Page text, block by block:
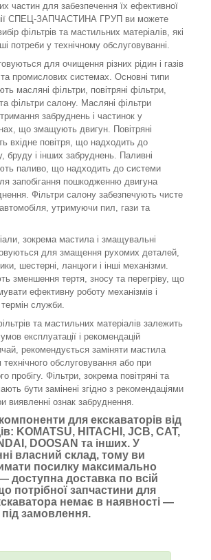
частин для забезпечення їх ефективної
СПЕЦ-ЗАПЧАСТИНА ГРУП ви можете
фільтрів та мастильних матеріалів, які
потреби у технічному обслуговуванні.
для очищення різних рідин і газів
промислових системах. Основні типи
масляні фільтри, повітряні фільтри,
фільтри салону. Масляні фільтри
забруднень і частинок у
що змащують двигун. Повітряні
вхідне повітря, що надходить до
бруду і інших забруднень. Паливні
паливо, що надходить до системи
запобігання пошкодженню двигуна
Фільтри салону забезпечують чисте
автомобіля, утримуючи пил, гази та
зокрема мастила і змащувальні
для змащення рухомих деталей,
шестерні, ланцюги і інші механізми.
зменшення тертя, зносу та перегріву, що
ефективну роботу механізмів і
служби.
та мастильних матеріалів залежить
експлуатації і рекомендацій
рекомендується заміняти мастила
технічного обслуговування або при
пробігу. Фільтри, зокрема повітряні та
бути замінені згідно з рекомендаціями
виявленні ознак забруднення.
для екскаваторів від
KOMATSU, HITACHI, JCB, CAT,
DOOSAN та інших. У
власний склад, тому ви
посилку максимально
доступна доставка по всій
потрібної запчастини для
немає в наявності —
під замовлення.